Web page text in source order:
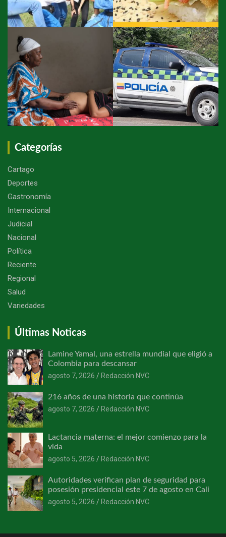
Categorías
Cartago
Deportes
Gastronomía
Internacional
Judicial
Nacional
Política
Reciente
Regional
Salud
Variedades
Últimas Noticas
Lamine Yamal, una estrella mundial que eligió a
Colombia para descansar
agosto 7, 2026
Redacción NVC
216 años de una historia que continúa
agosto 7, 2026
Redacción NVC
Lactancia materna: el mejor comienzo para la
vida
agosto 5, 2026
Redacción NVC
Autoridades verifican plan de seguridad para
posesión presidencial este 7 de agosto en Cali
agosto 5, 2026
Redacción NVC